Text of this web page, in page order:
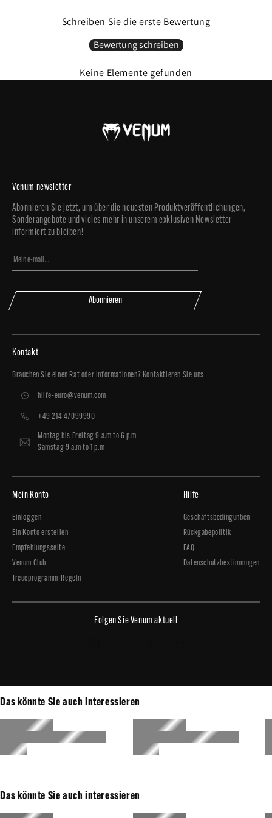
Schreiben Sie die erste Bewertung
Bewertung schreiben
Keine Elemente gefunden
Venum newsletter
Abonnieren Sie jetzt, um über die neuesten Produktveröffentlichungen,
Sonderangebote und vieles mehr in unserem exklusiven Newsletter
informiert zu bleiben!
Abonnieren
Kontakt
Brauchen Sie einen Rat oder Informationen? Kontaktieren Sie uns
hilfe-euro@venum.com
+49 214 47099990
Montag bis Freitag 9 a.m to 6 p.m
Samstag 9 a.m to 1 p.m
Mein Konto
Einloggen
Ein Konto erstellen
Empfehlungsseite
Venum Club
Treueprogramm-Regeln
Hilfe
Geschäftsbedingunben
Rückgabepolitik
FAQ
Datenschutzbestimmugen
Folgen Sie Venum aktuell
Das könnte Sie auch interessieren
Das könnte Sie auch interessieren